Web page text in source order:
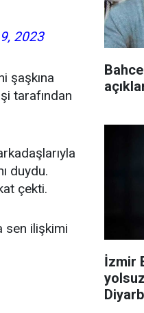
2023
şaşkına
tarafından
duydu.
çekti.
sen ilişkimi
İzmir